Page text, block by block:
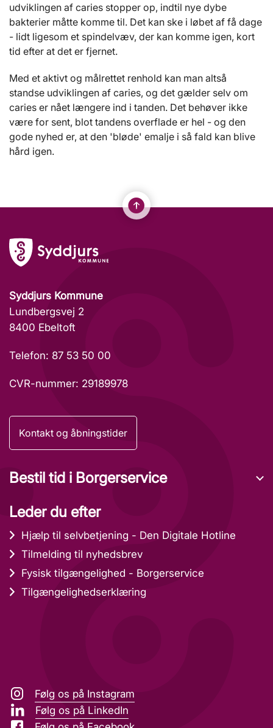
udviklingen af caries stopper op, indtil nye dybe
bakterier måtte komme til. Det kan ske i løbet af få dage
- lidt ligesom et spindelvæv, der kan komme igen, kort
tid efter at det er fjernet.
Med et aktivt og målrettet renhold kan man altså
standse udviklingen af caries, og det gælder selv om
caries er nået længere ind i tanden. Det behøver ikke
være for sent, blot tandens overflade er hel - og den
gode nyhed er, at den 'bløde' emalje i så fald kan blive
hård igen.
Syddjurs Kommune
Lundbergsvej 2
8400 Ebeltoft
Telefon: 87 53 50 00
CVR-nummer: 29189978
Kontakt og åbningstider
Bestil tid i Borgerservice
Leder du efter
Hjælp til selvbetjening - Den Digitale Hotline
Tilmelding til nyhedsbrev
Fysisk tilgængelighed - Borgerservice
Tilgængelighedserklæring
Følg os på Instagram
Følg os på LinkedIn